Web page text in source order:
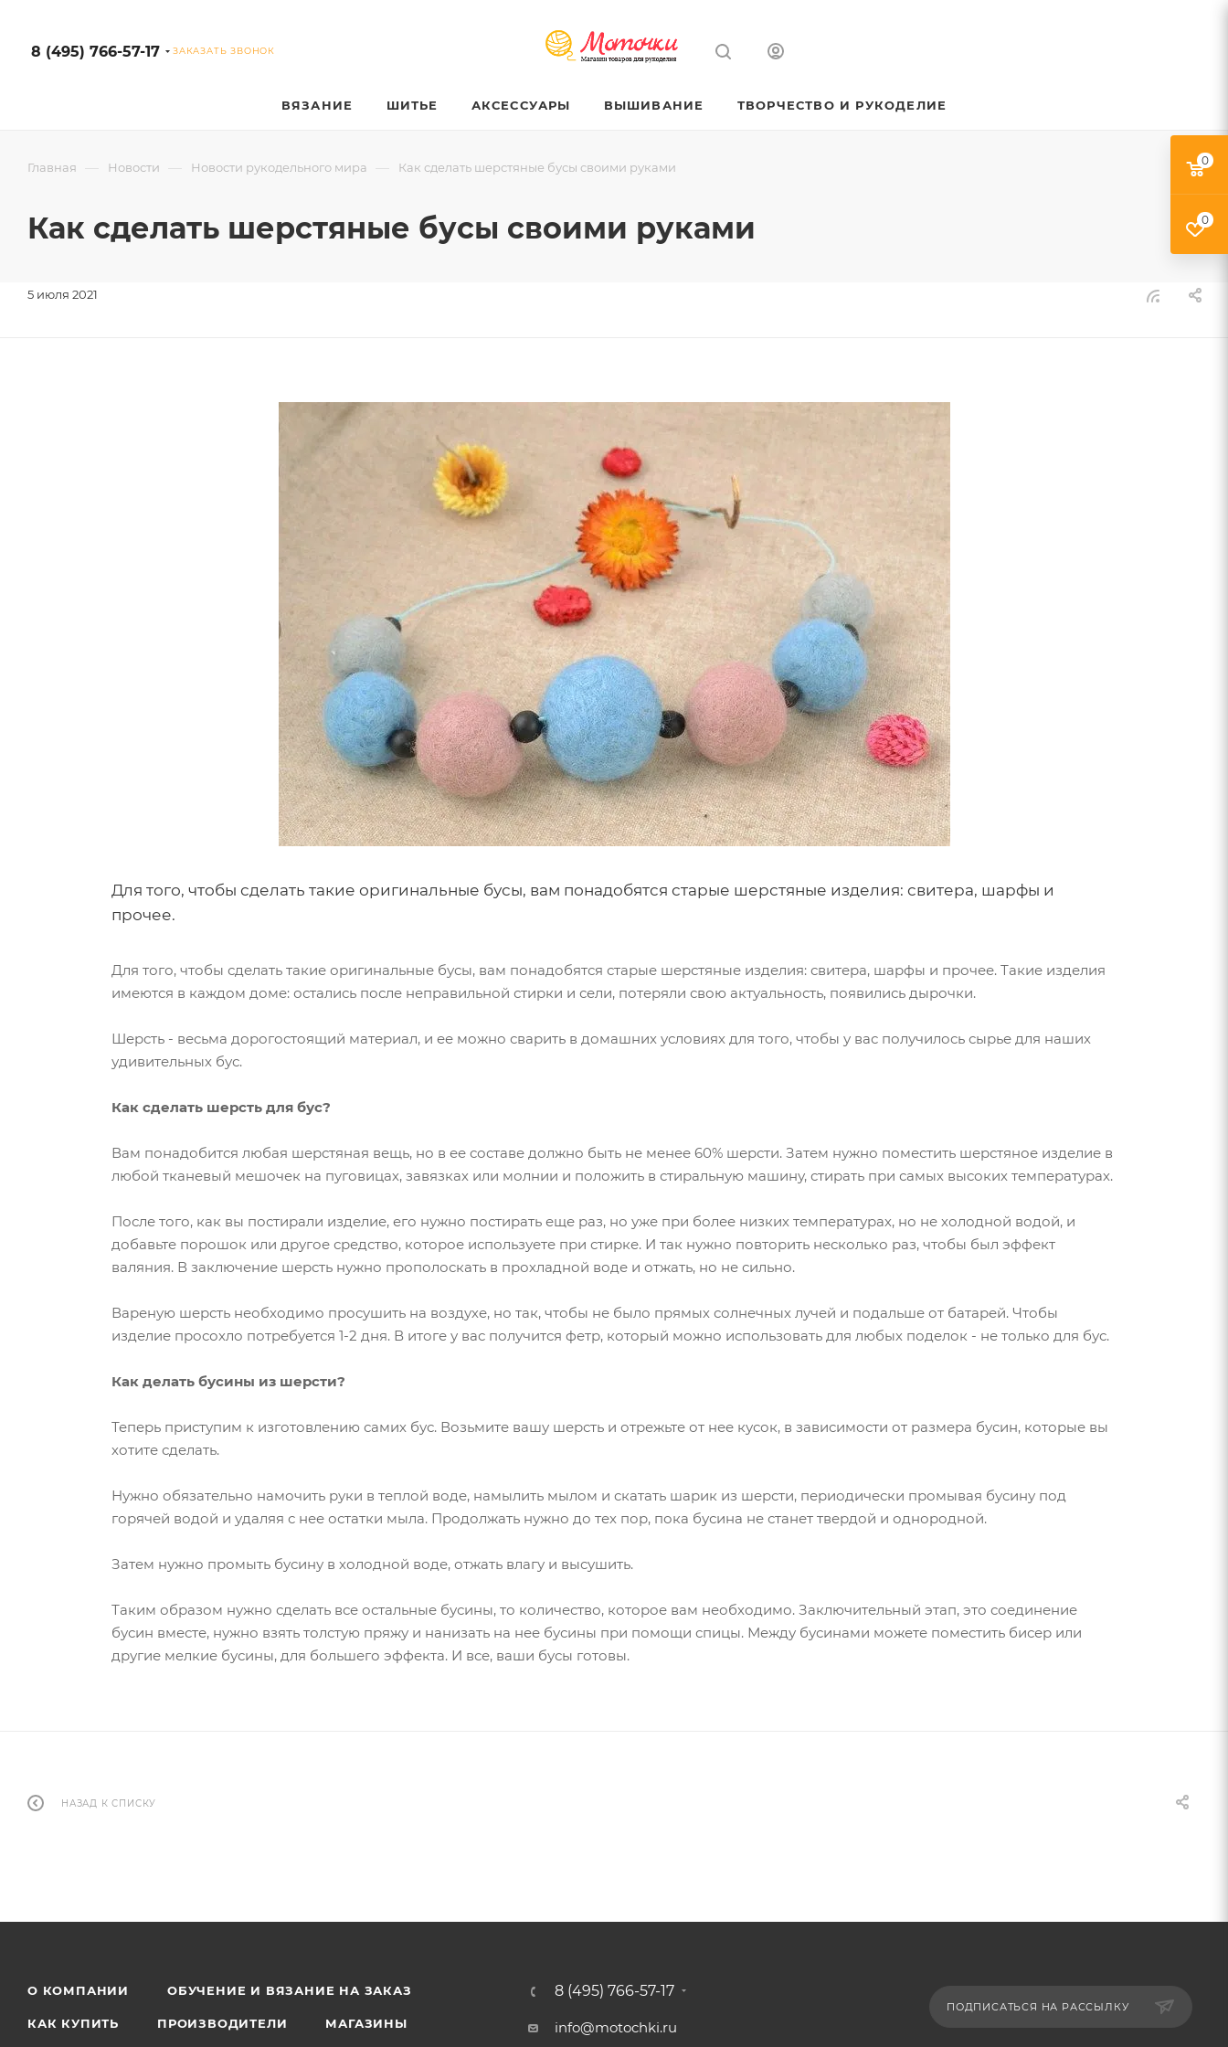
8 (495) 766-57-17 ЗАКАЗАТЬ ЗВОНОК
ВЯЗАНИЕ ШИТЬЕ АКСЕССУАРЫ ВЫШИВАНИЕ ТВОРЧЕСТВО И РУКОДЕЛИЕ
Главная — Новости — Новости рукодельного мира — Как сделать шерстяные бусы своими руками
Как сделать шерстяные бусы своими руками
5 июля 2021
Для того, чтобы сделать такие оригинальные бусы, вам понадобятся старые шерстяные изделия: свитера, шарфы и
прочее.
Для того, чтобы сделать такие оригинальные бусы, вам понадобятся старые шерстяные изделия: свитера, шарфы и прочее. Такие изделия
имеются в каждом доме: остались после неправильной стирки и сели, потеряли свою актуальность, появились дырочки.
Шерсть - весьма дорогостоящий материал, и ее можно сварить в домашних условиях для того, чтобы у вас получилось сырье для наших
удивительных бус.
Как сделать шерсть для бус?
Вам понадобится любая шерстяная вещь, но в ее составе должно быть не менее 60% шерсти. Затем нужно поместить шерстяное изделие в
любой тканевый мешочек на пуговицах, завязках или молнии и положить в стиральную машину, стирать при самых высоких температурах.
После того, как вы постирали изделие, его нужно постирать еще раз, но уже при более низких температурах, но не холодной водой, и
добавьте порошок или другое средство, которое используете при стирке. И так нужно повторить несколько раз, чтобы был эффект
валяния. В заключение шерсть нужно прополоскать в прохладной воде и отжать, но не сильно.
Вареную шерсть необходимо просушить на воздухе, но так, чтобы не было прямых солнечных лучей и подальше от батарей. Чтобы
изделие просохло потребуется 1-2 дня. В итоге у вас получится фетр, который можно использовать для любых поделок - не только для бус.
Как делать бусины из шерсти?
Теперь приступим к изготовлению самих бус. Возьмите вашу шерсть и отрежьте от нее кусок, в зависимости от размера бусин, которые вы
хотите сделать.
Нужно обязательно намочить руки в теплой воде, намылить мылом и скатать шарик из шерсти, периодически промывая бусину под
горячей водой и удаляя с нее остатки мыла. Продолжать нужно до тех пор, пока бусина не станет твердой и однородной.
Затем нужно промыть бусину в холодной воде, отжать влагу и высушить.
Таким образом нужно сделать все остальные бусины, то количество, которое вам необходимо. Заключительный этап, это соединение
бусин вместе, нужно взять толстую пряжу и нанизать на нее бусины при помощи спицы. Между бусинами можете поместить бисер или
другие мелкие бусины, для большего эффекта. И все, ваши бусы готовы.
НАЗАД К СПИСКУ
О КОМПАНИИ ОБУЧЕНИЕ И ВЯЗАНИЕ НА ЗАКАЗ
КАК КУПИТЬ ПРОИЗВОДИТЕЛИ МАГАЗИНЫ
8 (495) 766-57-17
info@motochki.ru
ПОДПИСАТЬСЯ НА РАССЫЛКУ
0
0